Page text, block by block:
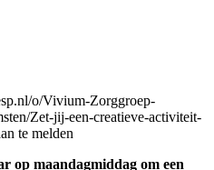
o/Vivium-Zorggroep-
Zet-jij-een-creatieve-activiteit-
te melden
op maandagmiddag om een